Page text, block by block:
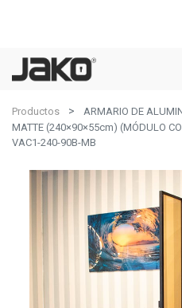
Productos
ARMARIO DE
MATTE (240×90×55cm) (MÓDULO
VAC1-240-90B-MB